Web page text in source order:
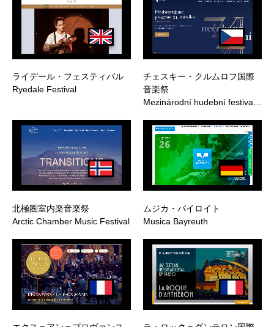
ライデール・フェスティバル
Ryedale Festival
チェスキー・クルムロフ国際
音楽祭
Mezinárodní hudební festiva…
北極圏室内楽音楽祭
Arctic Chamber Music Festival
ムジカ・バイロイト
Musica Bayreuth